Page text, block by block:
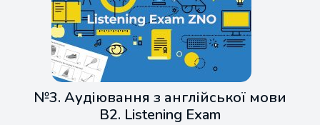
№3. Аудіювання з англійської мови
B2. Listening Exam